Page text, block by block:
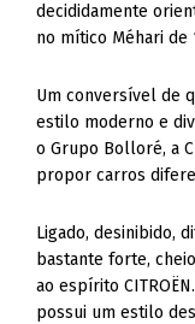
decididamente
no mítico Méhari de
Um conversível de
estilo moderno e
o Grupo Bolloré, a
propor carros
Ligado, desinibido,
bastante forte,
ao espírito
possui um estilo